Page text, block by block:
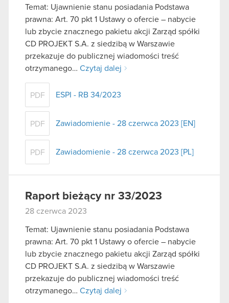
korzystanie z naszej witryny, zgadasz się na
używanie plików cookie.
Temat: Ujawnienie stanu posiadania Podstawa
prawna: Art. 70 pkt 1 Ustawy o ofercie – nabycie
lub zbycie znacznego pakietu akcji Zarząd spółki
CD PROJEKT S.A. z siedzibą w Warszawie
przekazuje do publicznej wiadomości treść
otrzymanego… Czytaj dalej
PDF ESPI - RB 34/2023
PDF Zawiadomienie - 28 czerwca 2023 [EN]
PDF Zawiadomienie - 28 czerwca 2023 [PL]
Raport bieżący nr 33/2023
28 czerwca 2023
Temat: Ujawnienie stanu posiadania Podstawa
prawna: Art. 70 pkt 1 Ustawy o ofercie – nabycie
lub zbycie znacznego pakietu akcji Zarząd spółki
CD PROJEKT S.A. z siedzibą w Warszawie
przekazuje do publicznej wiadomości treść
otrzymanego… Czytaj dalej